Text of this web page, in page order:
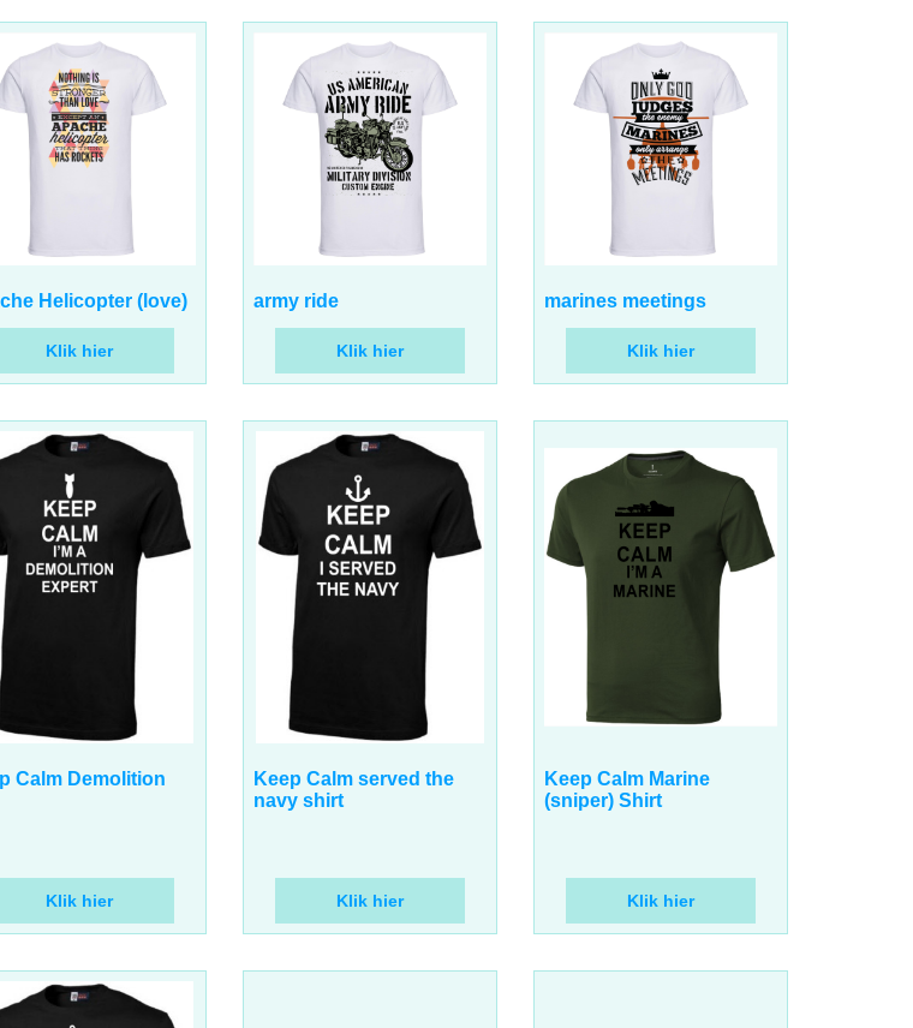
incl BTW
Helicopter (love)
Klik hier
€17.00 incl BTW
army ride
Klik hier
€17.00 incl BTW
marines meetings
Klik hier
incl BTW
Klik hier
€ 17.00 incl BTW
Keep Calm served the
Klik hier
€ 17.00 incl BTW
Keep Calm Marine
Klik hier